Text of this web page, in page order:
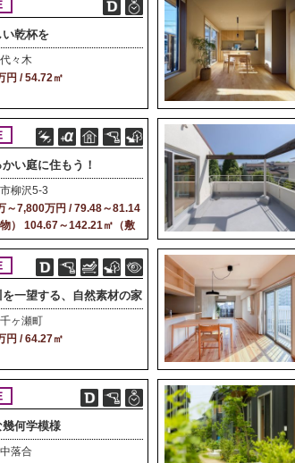
い乾杯を
々木
円 / 54.72㎡
い庭に住もう！
柳沢5-3
～7,800万円 / 79.48～81.14
） 104.67～142.21㎡（敷
を一望する、自然素材の家
ヶ瀬町
円 / 64.27㎡
幾何学模様
落合